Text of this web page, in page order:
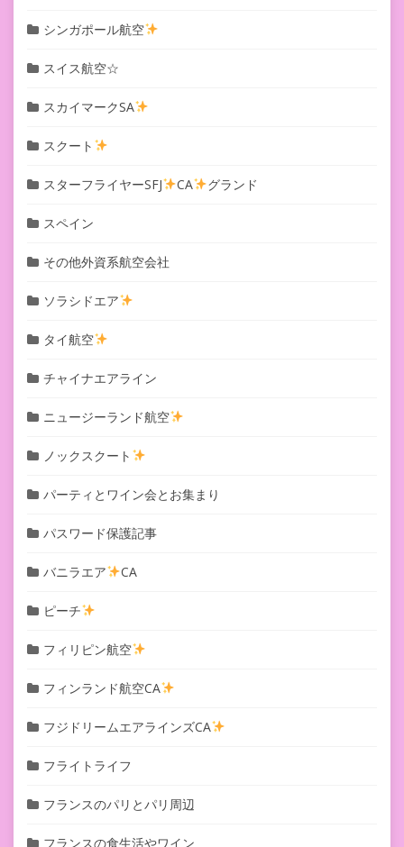
シンガポール航空
スイス航空☆
スカイマークSA
スクート
スターフライヤーSFJ CA グランド
スペイン
その他外資系航空会社
ソラシドエア
タイ航空
チャイナエアライン
ニュージーランド航空
ノックスクート
パーティとワイン会とお集まり
パスワード保護記事
バニラエア CA
ピーチ
フィリピン航空
フィンランド航空CA
フジドリームエアラインズCA
フライトライフ
フランスのパリとパリ周辺
フランスの食生活やワイン